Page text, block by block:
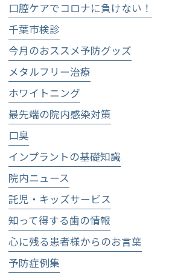
口腔ケアでコロナに負けない！
千葉市検診
今月のおススメ予防グッズ
メタルフリー治療
ホワイトニング
最先端の院内感染対策
口臭
インプラントの基礎知識
院内ニュース
託児・キッズサービス
知って得する歯の情報
心に残る患者様からのお言葉
予防症例集